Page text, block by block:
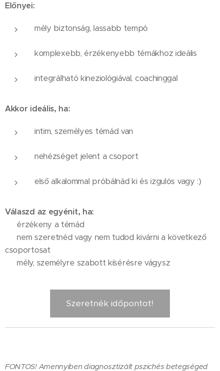
Előnyei:
mély biztonság, lassabb tempó
komplexebb, érzékenyebb témákhoz ideális
integrálható kineziológiával, coachinggal
Akkor ideális, ha:
intim, személyes témád van
nehézséget jelent a csoport
első alkalommal próbálnád ki és izgulós vagy :)
Válaszd az egyénit, ha:
✔ érzékeny a témád
✔ nem szeretnéd vagy nem tudod kivárni a következő
csoportosat
✔ mély, személyre szabott kísérésre vágysz
Szeretnék időpontot!
FONTOS! Amennyiben diagnosztizált pszichés betegséged